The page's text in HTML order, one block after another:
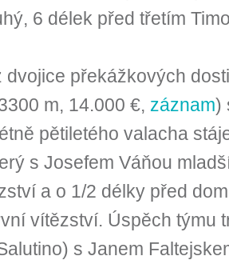
6 délek před třetím
dvojice překážkových
m, 14.000 €, záznam)
pětiletého valacha
s Josefem Váňou
a o 1/2 délky před
vítězství. Úspěch týmu
s Janem